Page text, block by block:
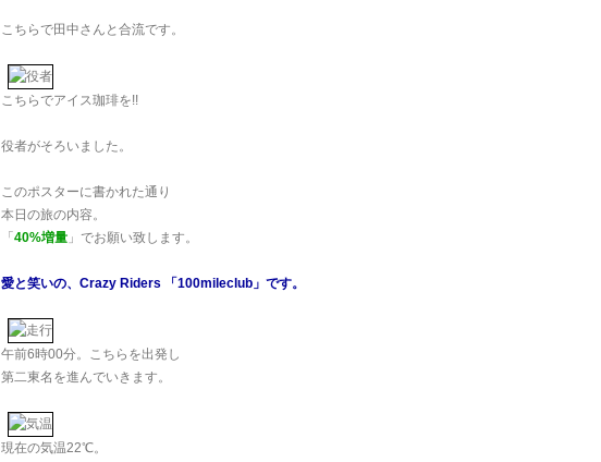
こちらで田中さんと合流です。
こちらでアイス珈琲を!!
役者がそろいました。
このポスターに書かれた通り
本日の旅の内容。
「 40%増量 」でお願い致します。
愛と笑いの、Crazy Riders 「100mileclub」です。
午前6時00分。こちらを出発し
第二東名を進んでいきます。
現在の気温22℃。